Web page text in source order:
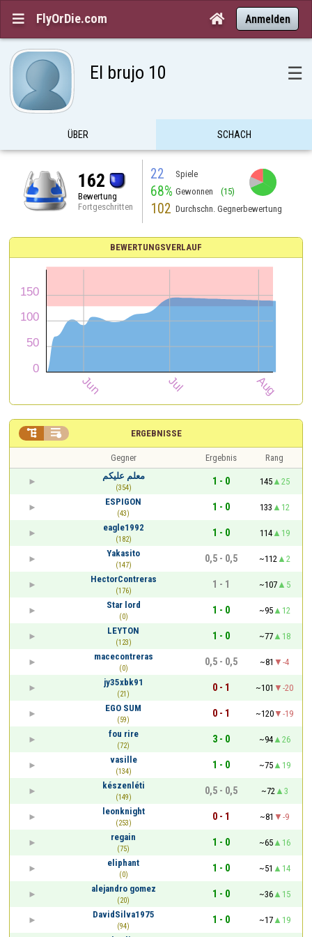
 FlyOrDie.com  Anmelden
El brujo 10 ☰
ÜBER SCHACH
162
Bewertung
Fortgeschritten
22 Spiele
68% Gewonnen (15)
102 Durchschn. Gegnerbewertung
BEWERTUNGSVERLAUF
ERGEBNISSE
 
Gegner Ergebnis
Rang
معلم عليكم
(354)
1 - 0 145
25
ESPIGON
(43)
1 - 0 133
12
eagle1992
(182)
1 - 0 114
19
Yakasito
(147)
0,5 - 0,5 ~112
2
HectorContreras
(176)
1 - 1 ~107
5
Star lord
(0)
1 - 0 ~95
12
LEYTON
(123)
1 - 0 ~77
18
macecontreras
(0)
0,5 - 0,5 ~81
-4
jy35xbk91
(21)
0 - 1 ~101
-20
EGO SUM
(59)
0 - 1 ~120
-19
fou rire
(72)
3 - 0 ~94
26
vasille
(134)
1 - 0 ~75
19
készenléti
(149)
0,5 - 0,5 ~72
3
leonknight
(253)
0 - 1 ~81
-9
regain
(75)
1 - 0 ~65
16
eliphant
(0)
1 - 0 ~51
14
alejandro gomez
(20)
1 - 0 ~36
15
DavidSilva1975
(94)
1 - 0 ~17
19